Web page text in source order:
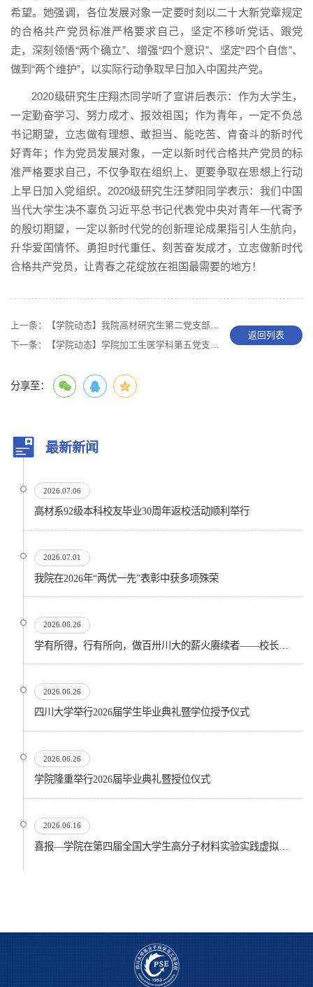
希望。她强调，各位发展对象一定要时刻以二十大新党章规定
的合格共产党员标准严格要求自己，坚定不移听党话、跟党
走，深刻领悟“两个确立”、增强“四个意识”、坚定“四个自信”、
做到“两个维护”，以实际行动争取早日加入中国共产党。
2020级研究生庄翔杰同学听了宣讲后表示：作为大学生，
一定勤奋学习、努力成才、报效祖国；作为青年，一定不负总
书记期望，立志做有理想、敢担当、能吃苦、肯奋斗的新时代
好青年；作为党员发展对象，一定以新时代合格共产党员的标
准严格要求自己，不仅争取在组织上、更要争取在思想上行动
上早日加入党组织。2020级研究生汪梦阳同学表示：我们中国
当代大学生决不辜负习近平总书记代表党中央对青年一代寄予
的殷切期望，一定以新时代党的创新理论成果指引人生航向，
升华爱国情怀、勇担时代重任、刻苦奋发成才，立志做新时代
合格共产党员，让青春之花绽放在祖国最需要的地方！
上一条：
【学院动态】我院高材研究生第二党支部开展二十大专题学习组织生活
下一条：
【学院动态】学院加工生医学科第五党支部开展党的二十大精神学习主题党课活动
返回列表
分享至：
最新新闻
2026.07.06
高材系92级本科校友毕业30周年返校活动顺利举行
2026.07.01
我院在2026年“两优一先”表彰中获多项殊荣
2026.06.26
2026.06.26
四川大学举行2026届学生毕业典礼暨学位授予仪式
2026.06.26
​学院隆重举行2026届毕业典礼暨授位仪式
2026.06.16